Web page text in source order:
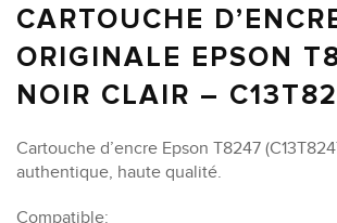
CARTOUCHE
ORIGINALE EPSON
NOIR CLAIR –
Cartouche d’encre Epson T8247
authentique, haute qualité.
Compatible: